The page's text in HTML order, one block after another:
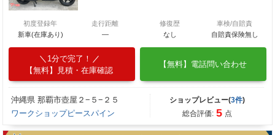
初度登録年
新車(在庫あり)
走行距離
―
修復歴
なし
車検/自賠責
自賠責保険無し
1分で完了！
【無料】見積・在庫確認
【無料】電話問い合わせ
沖縄県 那覇市壺屋２−５−２５
ワークショップピースパイン
ショップレビュー(3件)
総合評価: 5 点